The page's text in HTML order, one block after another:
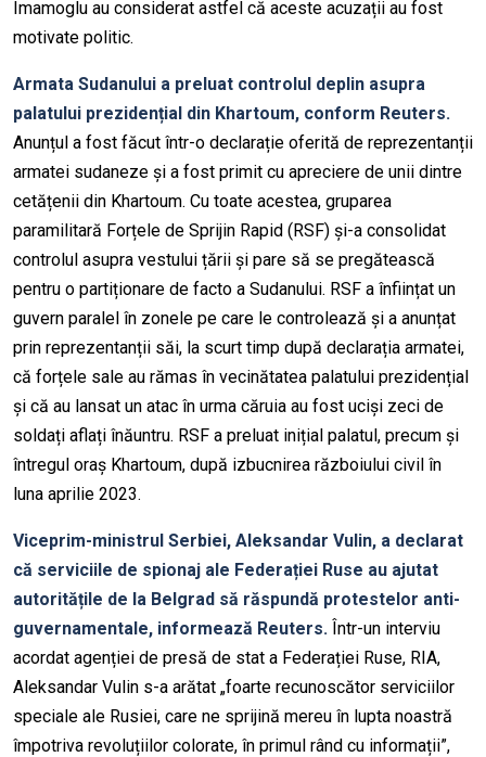
Imamoglu au considerat astfel că aceste acuzații au fost
motivate politic.
Armata Sudanului a preluat controlul deplin asupra
palatului prezidențial din Khartoum, conform Reuters.
Anunțul a fost făcut într-o declarație oferită de reprezentanții
armatei sudaneze și a fost primit cu apreciere de unii dintre
cetățenii din Khartoum. Cu toate acestea, gruparea
paramilitară Forțele de Sprijin Rapid (RSF) și-a consolidat
controlul asupra vestului țării și pare să se pregătească
pentru o partiționare de facto a Sudanului. RSF a înființat un
guvern paralel în zonele pe care le controlează și a anunțat
prin reprezentanții săi, la scurt timp după declarația armatei,
că forțele sale au rămas în vecinătatea palatului prezidențial
și că au lansat un atac în urma căruia au fost uciși zeci de
soldați aflați înăuntru. RSF a preluat inițial palatul, precum și
întregul oraș Khartoum, după izbucnirea războiului civil în
luna aprilie 2023.
Viceprim-ministrul Serbiei, Aleksandar Vulin, a declarat
că serviciile de spionaj ale Federației Ruse au ajutat
autoritățile de la Belgrad să răspundă protestelor anti-
guvernamentale, informează Reuters. Într-un interviu
acordat agenției de presă de stat a Federației Ruse, RIA,
Aleksandar Vulin s-a arătat „foarte recunoscător serviciilor
speciale ale Rusiei, care ne sprijină mereu în lupta noastră
împotriva revoluțiilor colorate, în primul rând cu informații”,